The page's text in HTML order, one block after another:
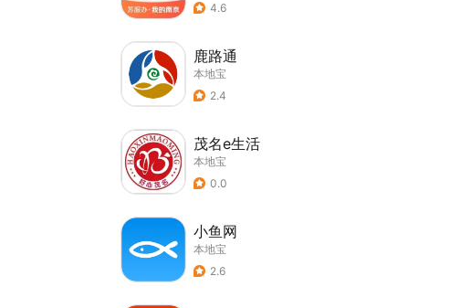
4.6
鹿路通
本地宝
2.4
茂名e生活
本地宝
0.0
小鱼网
本地宝
2.6